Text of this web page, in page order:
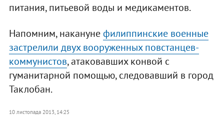
питания, питьевой воды и медикаментов.
Напомним, наканунефилиппинские военные
застрелили двух вооруженных повстанцев-
коммунистов, атаковавших конвой с
гуманитарной помощью, следовавший в город
Таклобан.
10 листопада 2013, 14:25